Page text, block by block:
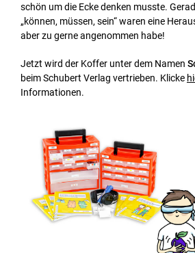
schön um die Ecke denken musste.
„können, müssen, sein“ waren eine
aber zu gerne angenommen habe!
Jetzt wird der Koffer unter dem Namen
beim Schubert Verlag vertrieben. Klicke
Informationen.